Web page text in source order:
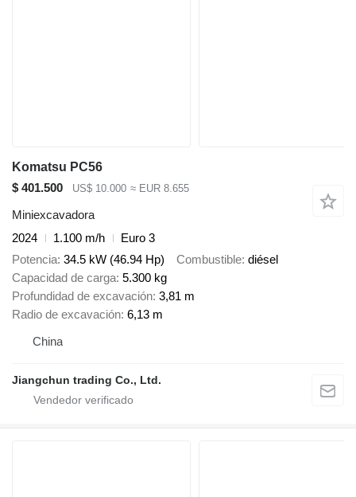
Komatsu PC56
$ 401.500
US$ 10.000 ≈ EUR 8.655
Miniexcavadora
2024
1.100 m/h
Euro 3
Potencia 34.5 kW (46.94 Hp) Combustible diésel
Capacidad de carga 5.300 kg
Profundidad de excavación 3,81 m
Radio de excavación 6,13 m
China
Jiangchun trading Co., Ltd.